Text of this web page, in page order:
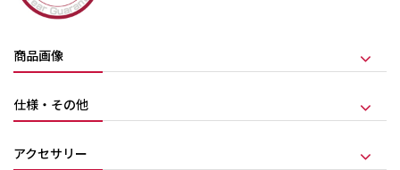
商品画像
仕様・その他
アクセサリー